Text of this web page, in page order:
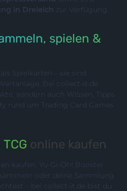
in Dreieich zur Verfügung.
spielen &
Spielkarten – sie sind
Bei collect-it.de
sondern auch Wissen, Tipps
rund um Trading Card Games
online kaufen
kaufen, Yu-Gi-Oh! Booster
oder deine Sammlung
– bei collect-it.de bist du